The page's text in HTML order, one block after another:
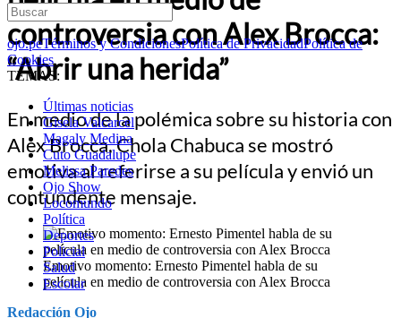
ojo.peTérminos y CondicionesPolítica de PrivacidadPolítica de
Cookies
TEMAS:
Últimas noticias
Gisela Valcarcel
Magaly Medina
Cuto Guadalupe
Melissa Paredes
Ojo Show
Locomundo
Política
Deportes
Policial
Salud
Escolar
controversia con Alex Brocca:
“Abrir una herida”
En medio de la polémica sobre su historia con
Alex Brocca, Chola Chabuca se mostró
emotiva al referirse a su película y envió un
contundente mensaje.
Emotivo momento: Ernesto Pimentel habla de su
película en medio de controversia con Alex Brocca
Redacción Ojo